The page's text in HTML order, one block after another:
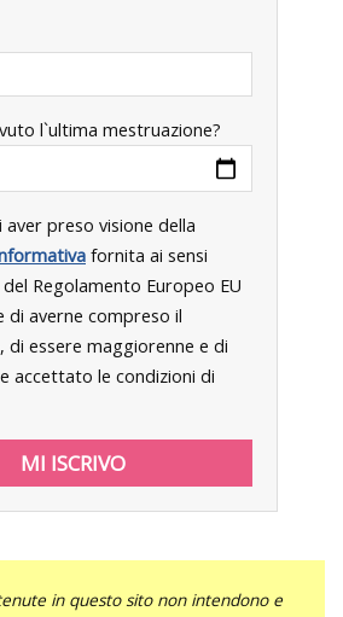
l`ultima mestruazione?
aver preso visione della
fornita ai sensi
del Regolamento Europeo EU
di averne compreso il
di essere maggiorenne e di
accettato le condizioni di
in questo sito non intendono e